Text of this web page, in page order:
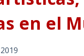
en el